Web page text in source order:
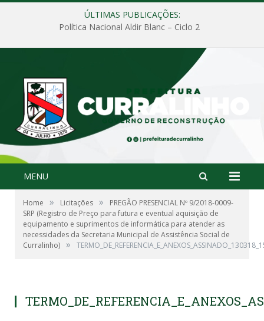
ÚLTIMAS PUBLICAÇÕES:
Política Nacional Aldir Blanc – Ciclo 2
MENU
Home » Licitações »
PREGÃO PRESENCIAL Nº 9/2018-0009-
SRP (Registro de Preço para futura e eventual aquisição de
equipamento e suprimentos de informática para atender as
necessidades da Secretaria Municipal de Assistência Social de
Curralinho) »